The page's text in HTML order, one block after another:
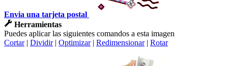
Envia una tarjeta postal
Herramientas
Puedes aplicar las siguientes comandos a esta imagen
Cortar| Dividir| Optimizar| Redimensionar| Rotar